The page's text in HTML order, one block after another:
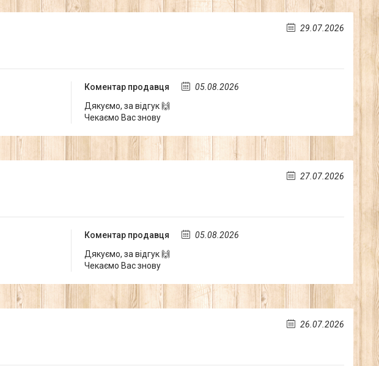
29.07.2026
Коментар продавця
05.08.2026
Дякуємо, за відгук 🙌
Чекаємо Вас знову
27.07.2026
Коментар продавця
05.08.2026
Дякуємо, за відгук 🙌
Чекаємо Вас знову
26.07.2026